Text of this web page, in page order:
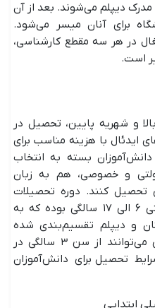
دیپلم می‌شوند. بعد از آن
برای آنان میسر می‌شود.
در هر سه مقطع کارشناسی،
است.
و شهریه پایین، تحصیل در
ایدئال با هزینه مناسب برای
بسته به انتخاب
و خصوصی، هم به زبان
تحصیل کنند. دوره تحصیلات
اجباری در این کشور در بازه سنی ۶ الی ۱۷ سالگی بوده که به
و دیپلم تقسیم‌بندی شده
است. اما دانش‌آموزان بین‌المللی می‌توانند از سن ۳ سالگی در
تحصیل برای دانش‌آموزان